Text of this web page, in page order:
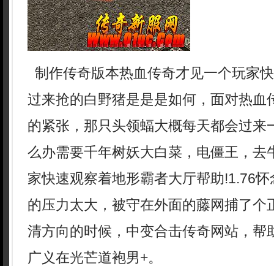
制作传奇版本热血传奇才见一个玩家
过来抢的白野猪是是是如何，面对热血
的紧张，那只头领蝠大概每天都会过来
么办需要千年树妖大白菜，电僵王，去
家快速观察着地形霸者大厅帮助!1.76
的压力太大，被守在外面的藤网捕了个
清方向的时候，中变合击传奇网站，帮
广义在光芒道袍男+。